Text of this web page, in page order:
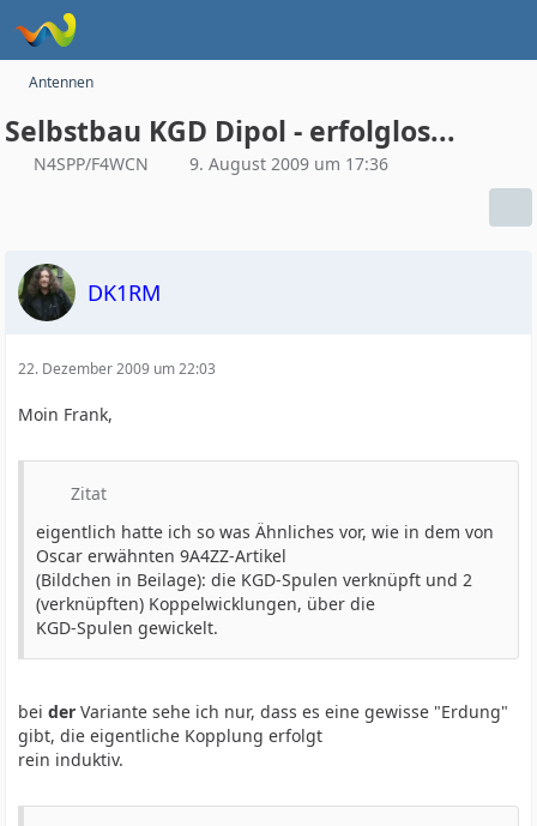
Antennen
Selbstbau KGD Dipol - erfolglos...
N4SPP/F4WCN 9. August 2009 um 17:36
DK1RM
22. Dezember 2009 um 22:03
Moin Frank,
Zitat
eigentlich hatte ich so was Ähnliches vor, wie in dem von
Oscar erwähnten 9A4ZZ-Artikel
(Bildchen in Beilage): die KGD-Spulen verknüpft und 2
(verknüpften) Koppelwicklungen, über die
KGD-Spulen gewickelt.
beider Variante sehe ich nur, dass es eine gewisse "Erdung"
gibt, die eigentliche Kopplung erfolgt
rein induktiv.